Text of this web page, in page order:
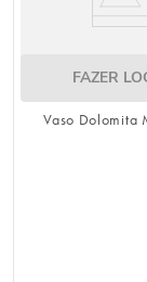
FAZER
Vaso Dolomita